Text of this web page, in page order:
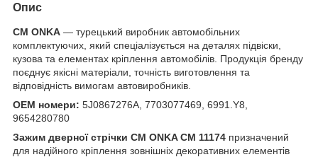
Опис
CM ONKA — турецький виробник автомобільних
комплектуючих, який спеціалізується на деталях підвіски,
кузова та елементах кріплення автомобілів. Продукція бренду
поєднує якісні матеріали, точність виготовлення та
відповідність вимогам автовиробників.
OEM номери: 5J0867276A, 7703077469, 6991.Y8,
9654280780
Зажим дверної стрічки CM ONKA CM 11174 призначений
для надійного кріплення зовнішніх декоративних елементів